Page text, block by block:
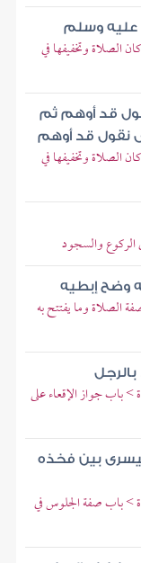
عليه وسلم
الصلاة وتخفيفها في
قد أوهم ثم
نقول قد أوهم
الصلاة وتخفيفها في
والسجود
وضح إبطيه
وما يفتتح به
بالرجل
جواز الإقعاء على
بين فخذه
باب صفة الجلوس في